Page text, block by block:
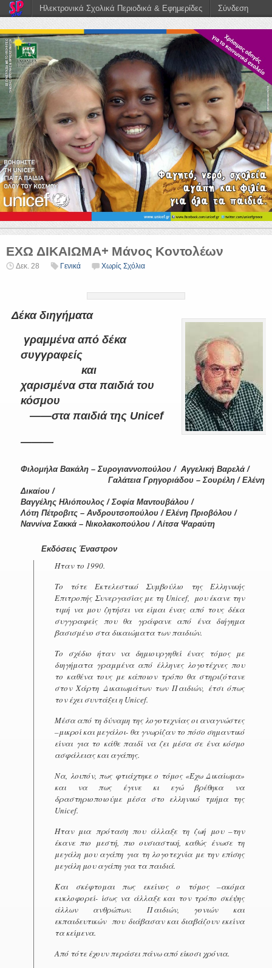
ΕΧΩ ΔΙΚΑΙΩΜΑ+ Μάνος Κοντολέων
Δεκ. 28 Γενικά Χωρίς Σχόλια
Δέκα διηγήματα
γραμμένα από δέκα
συγγραφείς
και
χαρισμένα στα παιδιά του
κόσμου
——στα παιδιά της Unicef
———
Φιλομήλα Βακάλη – Συρογιαννοπούλου / Αγγελική Βαρελά /
Γαλάτεια Γρηγοριάδου – Σουρέλη / Ελένη
Δικαίου /
Βαγγέλης Ηλιόπουλος /Σοφία Μαντουβάλου /
Λότη Πέτροβιτς – Ανδρουτσοπούλου / Ελένη Πριοβόλου /
Ναννίνα Σακκά – Νικολακοπούλου /Λίτσα Ψαραύτη
Εκδόσεις Έναστρον
Ήταν το 1990.
Το τότε Εκτελεστικό Συμβούλιο της Ελληνικής
Επιτροπής Συνεργασίας με τη Unicef, μου έκανε την
τιμή να μου ζητήσει να είμαι ένας από τους δέκα
συγγραφείς που θα γράφανε από ένα διήγημα
βασισμένο στα δικαιώματα των παιδιών.
Το σχέδιο ήταν να δημιουργηθεί ένας τόμος με
διηγήματα γραμμένα από έλληνες λογοτέχνες που
το καθένα τους με κάποιον τρόπο θα στηριζότανε
στον Χάρτη Δικαιωμάτων των Παιδιών, έτσι όπως
τον έχει συντάξει η Unicef.
Μέσα από τη δύναμη της λογοτεχνίας οι αναγνώστες
–μικροί και μεγάλοι- θα γνωρίζαν το πόσο σημαντικό
είναι για το κάθε παιδί να ζει μέσα σε ένα κόσμο
ασφάλειας και αγάπης.
Να, λοιπόν, πως φτιάχτηκε ο τόμος «Έχω Δικαίωμα»
και να πως έγινε κι εγώ βρέθηκα να
δραστηριοποιούμε μέσα στο ελληνικό τμήμα της
Unicef.
Ήταν μια πρόταση που άλλαξε τη ζωή μου –την
έκανε πιο μεστή, πιο ουσιαστική, καθώς ένωσε τη
μεγάλη μου αγάπη για τη λογοτεχνία με την επίσης
μεγάλη μου αγάπη για τα παιδιά.
Και σκέφτομαι πως εκείνος ο τόμος –ακόμα
κυκλοφορεί- ίσως να άλλαξε και τον τρόπο σκέψης
άλλων ανθρώπων. Παιδιών, γονιών και
εκπαιδευτικών που διάβασαν και διαβάζουν εκείνα
τα κείμενα.
Από τότε έχουν περάσει πάνω από είκοσι χρόνια.
Ηλεκτρονικά Σχολικά Περιοδικά & Εφημερίδες Σύνδεση